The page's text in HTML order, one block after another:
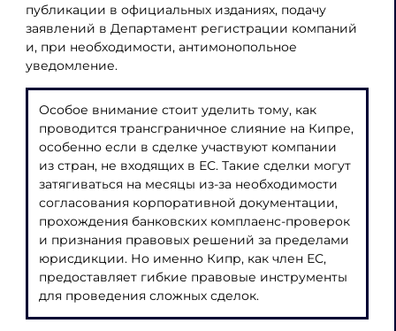
публикации в официальных изданиях, подачу
заявлений в Департамент регистрации компаний
и, при необходимости, антимонопольное
уведомление.
Особое внимание стоит уделить тому, как
проводится трансграничное слияние на Кипре,
особенно если в сделке участвуют компании
из стран, не входящих в ЕС. Такие сделки могут
затягиваться на месяцы из-за необходимости
согласования корпоративной документации,
прохождения банковских комплаенс-проверок
и признания правовых решений за пределами
юрисдикции. Но именно Кипр, как член ЕС,
предоставляет гибкие правовые инструменты
для проведения сложных сделок.